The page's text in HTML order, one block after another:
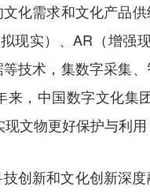
化需求和文化产品
现实）、AR（增
技术，集数字采集
，中国数字文化
文物更好保护与利
创新和文化创新深